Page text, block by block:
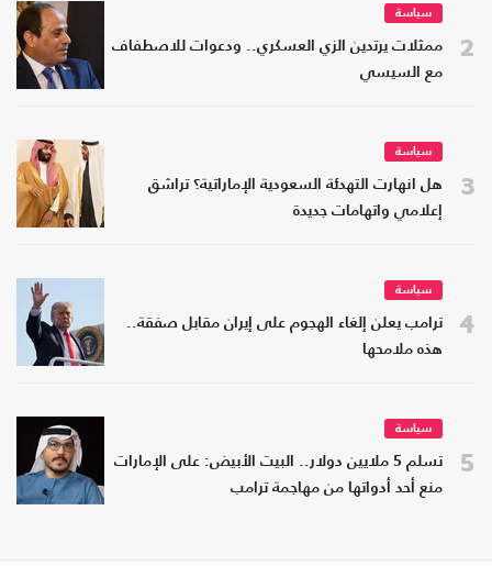
2
سياسة
ممثلات يرتدين الزي العسكري.. ودعوات للاصطفاف
مع السيسي
3
سياسة
هل انهارت التهدئة السعودية الإماراتية؟ تراشق
إعلامي واتهامات جديدة
4
سياسة
ترامب يعلن إلغاء الهجوم على إيران مقابل صفقة..
هذه ملامحها
5
سياسة
تسلم 5 ملايين دولار.. البيت الأبيض: على الإمارات
منع أحد أدواتها من مهاجمة ترامب